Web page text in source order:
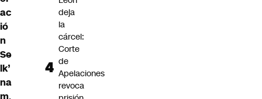
ac
ió
n
Se
lk’
na
deja
la
cárcel:
Corte
de
Apelaciones
revoca